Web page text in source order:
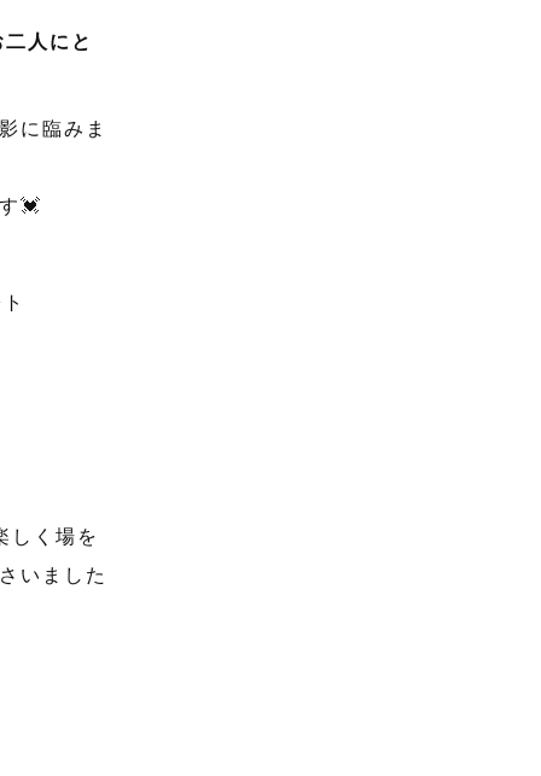
人にと
に臨みま
💓
しく場を
いました